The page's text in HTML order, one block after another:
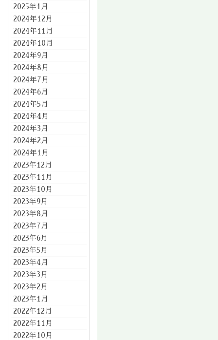
2025年1月
2024年12月
2024年11月
2024年10月
2024年9月
2024年8月
2024年7月
2024年6月
2024年5月
2024年4月
2024年3月
2024年2月
2024年1月
2023年12月
2023年11月
2023年10月
2023年9月
2023年8月
2023年7月
2023年6月
2023年5月
2023年4月
2023年3月
2023年2月
2023年1月
2022年12月
2022年11月
2022年10月